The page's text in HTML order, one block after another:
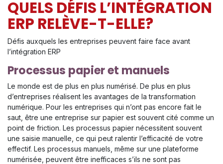
QUELS DÉFIS L’INTÉGRATION
ERP RELÈVE-T-ELLE?
Défis auxquels les entreprises peuvent faire face avant
l’intégration ERP
Processus papier et manuels
Le monde est de plus en plus numérisé. De plus en plus
d’entreprises réalisent les avantages de la transformation
numérique. Pour les entreprises qui n’ont pas encore fait le
saut, être une entreprise sur papier est souvent cité comme un
point de friction. Les processus papier nécessitent souvent
une saisie manuelle, ce qui peut ralentir l’efficacité de votre
effectif. Les processus manuels, même sur une plateforme
numérisée, peuvent être inefficaces s’ils ne sont pas